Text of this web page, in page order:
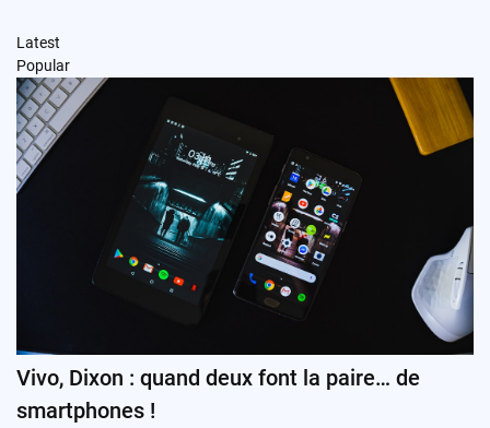
Latest
Popular
Vivo, Dixon : quand deux font la paire… de
smartphones !